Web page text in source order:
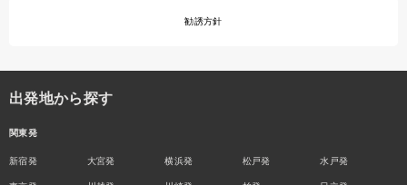
勧誘方針
出発地から探す
関東発
新宿発 大宮発 横浜発 松戸発 水戸発